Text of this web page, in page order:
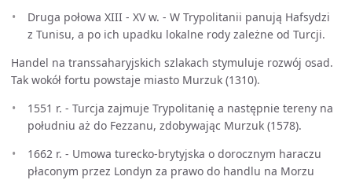
Druga połowa XIII - XV w. - W Trypolitanii panują Hafsydzi
z Tunisu, a po ich upadku lokalne rody zależne od Turcji.
Handel na transsaharyjskich szlakach stymuluje rozwój osad.
Tak wokół fortu powstaje miasto Murzuk (1310).
1551 r. - Turcja zajmuje Trypolitanię a następnie tereny na
południu aż do Fezzanu, zdobywając Murzuk (1578).
1662 r. - Umowa turecko-brytyjska o dorocznym haraczu
płaconym przez Londyn za prawo do handlu na Morzu